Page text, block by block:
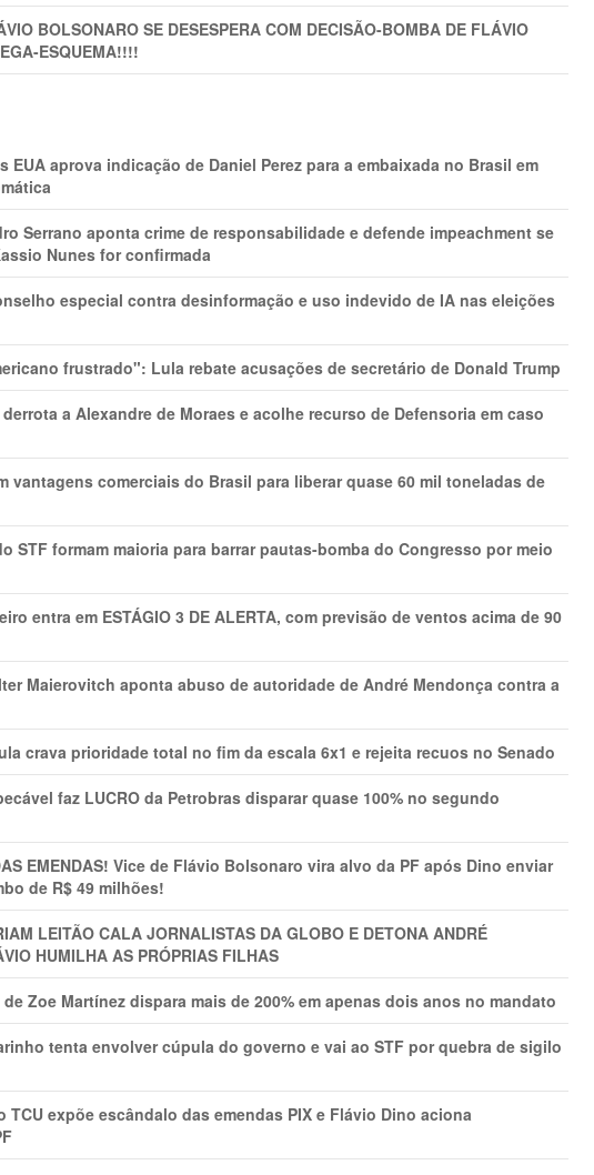
BOLSONARO SE DESESPERA COM DECISÃO-BOMBA DE FLÁVIO
ESQUEMA!!!!
EUA aprova indicação de Daniel Perez para a embaixada no Brasil em
Serrano aponta crime de responsabilidade e defende impeachment se
Nunes for confirmada
especial contra desinformação e uso indevido de IA nas eleições
frustrado": Lula rebate acusações de secretário de Donald Trump
a Alexandre de Moraes e acolhe recurso de Defensoria em caso
vantagens comerciais do Brasil para liberar quase 60 mil toneladas de
STF formam maioria para barrar pautas-bomba do Congresso por meio
entra em ESTÁGIO 3 DE ALERTA, com previsão de ventos acima de 90
Maierovitch aponta abuso de autoridade de André Mendonça contra a
crava prioridade total no fim da escala 6x1 e rejeita recuos no Senado
faz LUCRO da Petrobras disparar quase 100% no segundo
EMENDAS! Vice de Flávio Bolsonaro vira alvo da PF após Dino enviar
de R$ 49 milhões!
LEITÃO CALA JORNALISTAS DA GLOBO E DETONA ANDRÉ
HUMILHA AS PRÓPRIAS FILHAS
Zoe Martínez dispara mais de 200% em apenas dois anos no mandato
tenta envolver cúpula do governo e vai ao STF por quebra de sigilo
TCU expõe escândalo das emendas PIX e Flávio Dino aciona